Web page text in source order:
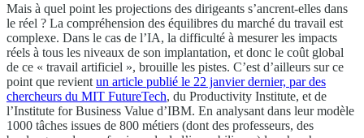
Mais à quel point les projections des dirigeants s’ancrent-elles dans
le réel ? La compréhension des équilibres du marché du travail est
complexe. Dans le cas de l’IA, la difficulté à mesurer les impacts
réels à tous les niveaux de son implantation, et donc le coût global
de ce « travail artificiel », brouille les pistes. C’est d’ailleurs sur ce
point que revient un article publié le 22 janvier dernier, par des
chercheurs du MIT FutureTech, du Productivity Institute, et de
l’Institute for Business Value d’IBM. En analysant dans leur modèle
1000 tâches issues de 800 métiers (dont des professeurs, des